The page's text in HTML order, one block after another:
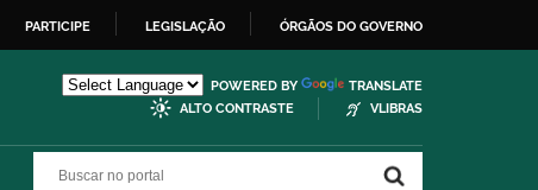
PARTICIPE LEGISLAÇÃO ÓRGÃOS DO GOVERNO
POWERED BY
TRANSLATE
ALTO CONTRASTE
VLIBRAS